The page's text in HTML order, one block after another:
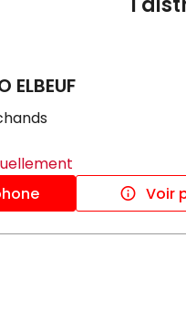
ELBEUF
Voir